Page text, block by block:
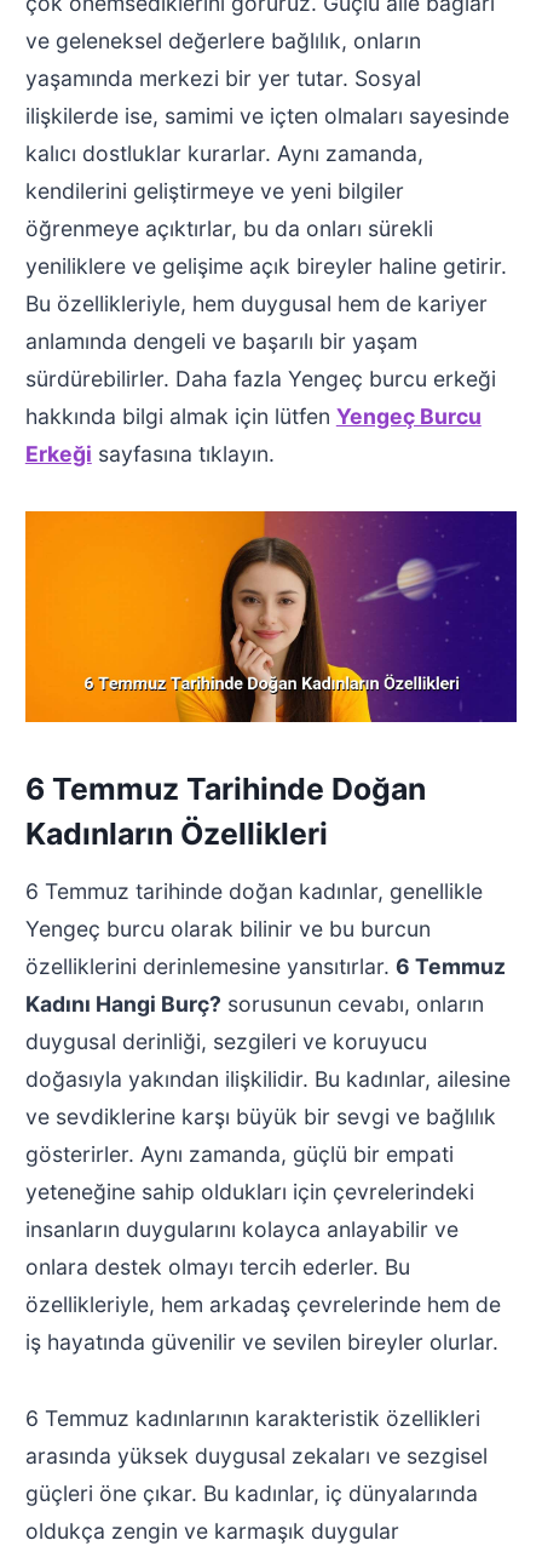
ve geleneksel değerlere bağlılık, onların
yaşamında merkezi bir yer tutar. Sosyal
ilişkilerde ise, samimi ve içten olmaları sayesinde
kalıcı dostluklar kurarlar. Aynı zamanda,
kendilerini geliştirmeye ve yeni bilgiler
öğrenmeye açıktırlar, bu da onları sürekli
yeniliklere ve gelişime açık bireyler haline getirir.
Bu özellikleriyle, hem duygusal hem de kariyer
anlamında dengeli ve başarılı bir yaşam
sürdürebilirler. Daha fazla Yengeç burcu erkeği
hakkında bilgi almak için lütfen Yengeç Burcu
Erkeği sayfasına tıklayın.
6 Temmuz Tarihinde Doğan
Kadınların Özellikleri
6 Temmuz tarihinde doğan kadınlar, genellikle
Yengeç burcu olarak bilinir ve bu burcun
özelliklerini derinlemesine yansıtırlar. 6 Temmuz
Kadını Hangi Burç? sorusunun cevabı, onların
duygusal derinliği, sezgileri ve koruyucu
doğasıyla yakından ilişkilidir. Bu kadınlar, ailesine
ve sevdiklerine karşı büyük bir sevgi ve bağlılık
gösterirler. Aynı zamanda, güçlü bir empati
yeteneğine sahip oldukları için çevrelerindeki
insanların duygularını kolayca anlayabilir ve
onlara destek olmayı tercih ederler. Bu
özellikleriyle, hem arkadaş çevrelerinde hem de
iş hayatında güvenilir ve sevilen bireyler olurlar.
6 Temmuz kadınlarının karakteristik özellikleri
arasında yüksek duygusal zekaları ve sezgisel
güçleri öne çıkar. Bu kadınlar, iç dünyalarında
oldukça zengin ve karmaşık duygular